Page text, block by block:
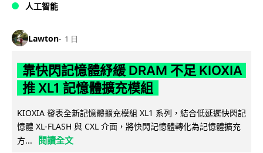
人工智能
Lawton 1 日
靠快閃記憶體紓緩 DRAM 不足 KIOXIA
推 XL1 記憶體擴充模組
KIOXIA 發表全新記憶體擴充模組 XL1 系列，結合低延遲快閃記
憶體 XL-FLASH 與 CXL 介面，將快閃記憶體轉化為記憶體擴充
方...
閱讀全文